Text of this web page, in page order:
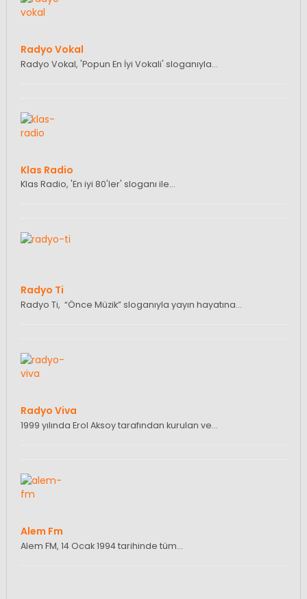
Radyo Vokal
Radyo Vokal, 'Popun En İyi Vokali' sloganıyla…
Klas Radio
Klas Radio, 'En iyi 80'ler' sloganı ile…
Radyo Ti
Radyo Ti, “Önce Müzik” sloganıyla yayın hayatına…
Radyo Viva
1999 yılında Erol Aksoy tarafından kurulan ve…
Alem Fm
Alem FM, 14 Ocak 1994 tarihinde tüm…